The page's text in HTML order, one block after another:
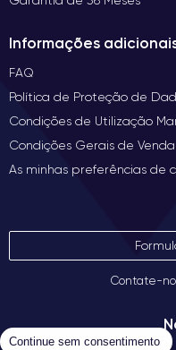
Informações
FAQ
Política de Proteção de
Condições de Utilização
Condições Gerais de Venda
As minhas preferências de
Contate-
Continue sem consentimento